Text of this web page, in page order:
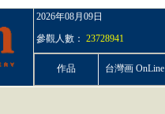
2026年08月09日
參觀人數： 23728941
作品 台灣画 OnLine